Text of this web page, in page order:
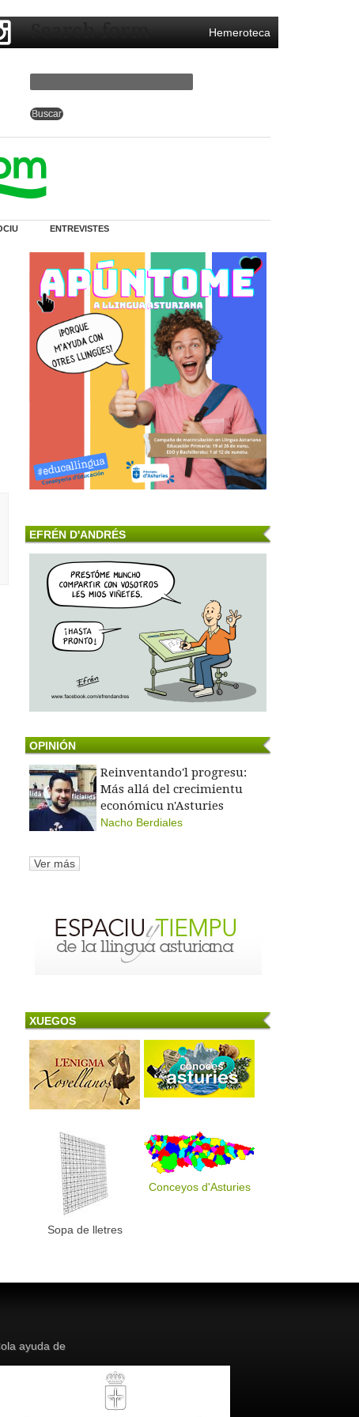
Hemeroteca
Search form
ENTREVISTES
EFRÉN D'ANDRÉS
OPINIÓN
Reinventando'l progresu:
Más allá del crecimientu
económicu n'Asturies
Nacho Berdiales
Ver más
XUEGOS
Sopa de lletres
Conceyos d'Asturies
ayuda de